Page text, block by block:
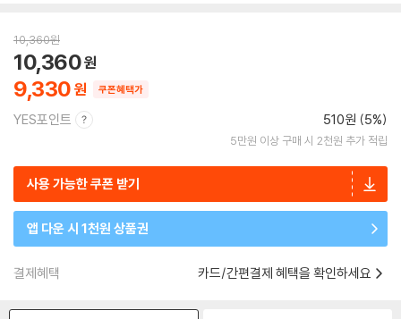
10,360원
9,330
10,360
쿠폰혜택가
YES포인트 510원 (5%)
5만원 이상 구매 시 2천원 추가 적립
사용 가능한 쿠폰 받기
앱 다운 시 1천원 상품권
결제혜택 카드/간편결제 혜택을 확인하세요